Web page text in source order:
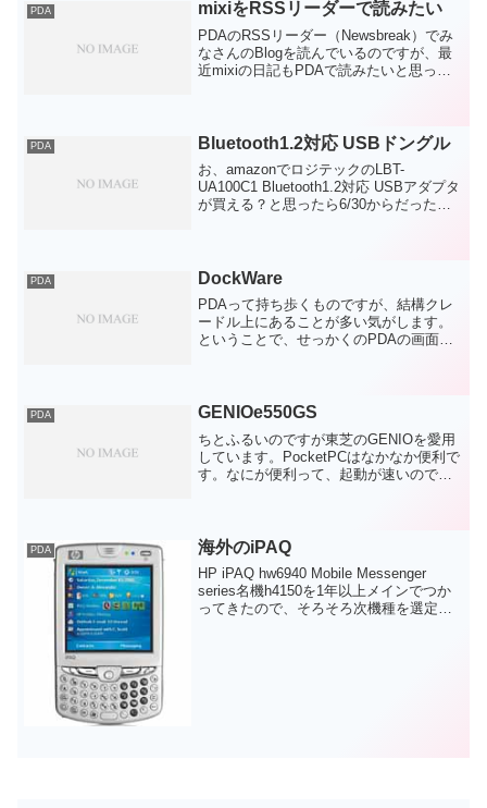
フト。別途辞...
PDA mixiをRSSリーダーで読みたい
PDAのRSSリーダー（Newsbreak）でみ
なさんのBlogを読んでいるのですが、最
近mixiの日記もPDAで読みたいと思って
PDA Bluetooth1.2対応 USBドングル
お、amazonでロジテックのLBT-
UA100C1 Bluetooth1.2対応 USBアダプタ
が買える？と思ったら6/30からだった。
PDA DockWare
PDAって持ち歩くものですが、結構クレ
ードル上にあることが多い気がします。
ということで、せっかくのPDAの画面を
DockWareという...
PDA GENIOe550GS
ちとふるいのですが東芝のGENIOを愛用
しています。PocketPCはなかなか便利で
す。なにが便利って、起動が速いので
たのだ＞PDA...
PDA 海外のiPAQ
HP iPAQ hw6940 Mobile Messenger
series名機h4150を1年以上メインでつか
ってきたので、そろそろ次機種を選定し